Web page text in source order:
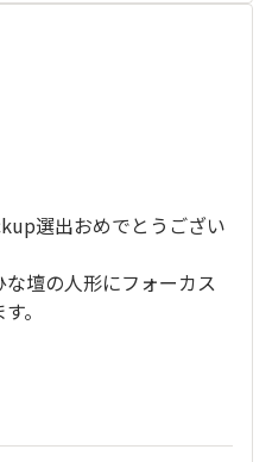
選出おめでとうござい
壇の人形にフォーカス
。